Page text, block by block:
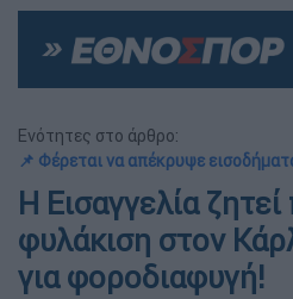
Ενότητες στο άρθρο:
📌 Φέρεται να απέκρυψε
Η Εισαγγελία
φυλάκιση στον
για φοροδιαφυγή!